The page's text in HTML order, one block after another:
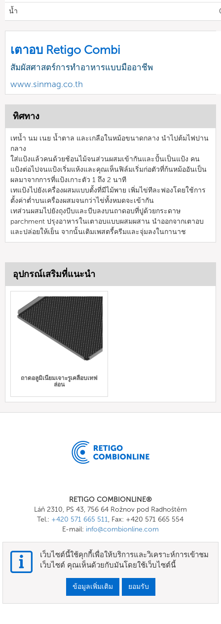
น้ำ
เตาอบ Retigo Combi
สัมผัสศาสตร์การทำอาหารแบบมืออาชีพ
www.sinmag.co.th
ทิศทาง
เทน้ำ นม เนย น้ำตาล และเกลือในหม้อขนาดกลาง นำไปต้มไฟปาน
กลาง
ใส่แป้งแล้วคนด้วยช้อนไม้จนส่วนผสมเข้ากันและปั้นเป็นแป้ง คน
แป้งต่อไปจนแป้งเริ่มแห้งและคุณเห็นฟิล์มเริ่มก่อตัวที่ก้นหม้ออันเป็น
ผลมาจากการที่แป้งเกาะตัว 1 ถึง 2 นาที
เทแป้งไปยังเครื่องผสมแบบตั้งที่มีไม้พาย เพิ่มไข่ทีละฟองโดยใช้การ
ตั้งค่าต่ำบนเครื่องผสมจนกว่าไข่ทั้งหมดจะเข้ากัน
เทส่วนผสมไปยังถุงบีบและบีบลงบนถาดอบที่ปูด้วยกระดาษ
parchment ปรุงอาหารในเตาอบแบบผสมผสาน นำออกจากเตาอบ
และปล่อยให้เย็น จากนั้นเติมเพสตรี้ครีมและจุ่มลงในกานาช
อุปกรณ์เสริมที่แนะนำ
ถาดอลูมิเนียมเจาะรูเคลือบเทฟ
ล่อน
RETIGO COMBIONLINE®
Láň 2310, PS 43, 756 64 Rožnov pod Radhoštěm
Tel.: +420 571 665 511, Fax: +420 571 665 554
E-mail: info@combionline.com
OnlineMenu
ข้อกำหนดและเงื่อนไข
เว็บไซต์นี้ใช้คุกกี้เพื่อให้บริการและวิเคราะห์การเข้าชม
เว็บไซต์ คุณเห็นด้วยกับมันโดยใช้เว็บไซต์นี้
ข้อมูลเพิ่มเติม ยอมรับ